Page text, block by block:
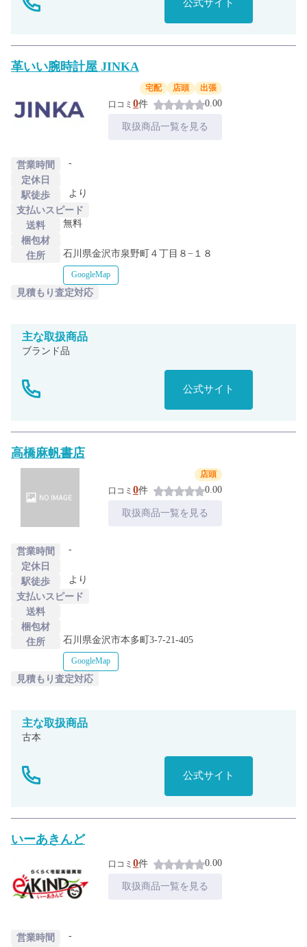
公式サイト
革いい腕時計屋 JINKA
宅配 店頭
出張
口コミ 0件 0.00
取扱商品一覧を見る
営業時間
-
定休日
駅徒歩
より
支払いスピード
送料
無料
梱包材
住所
石川県金沢市泉野町４丁目８−１８
GoogleMap
見積もり査定対応
主な取扱商品
ブランド品
公式サイト
高橋麻帆書店
店頭
口コミ 0件 0.00
取扱商品一覧を見る
営業時間
-
定休日
駅徒歩
より
支払いスピード
送料
梱包材
住所
石川県金沢市本多町3-7-21-405
GoogleMap
見積もり査定対応
主な取扱商品
古本
公式サイト
いーあきんど
口コミ 0件 0.00
取扱商品一覧を見る
営業時間
-